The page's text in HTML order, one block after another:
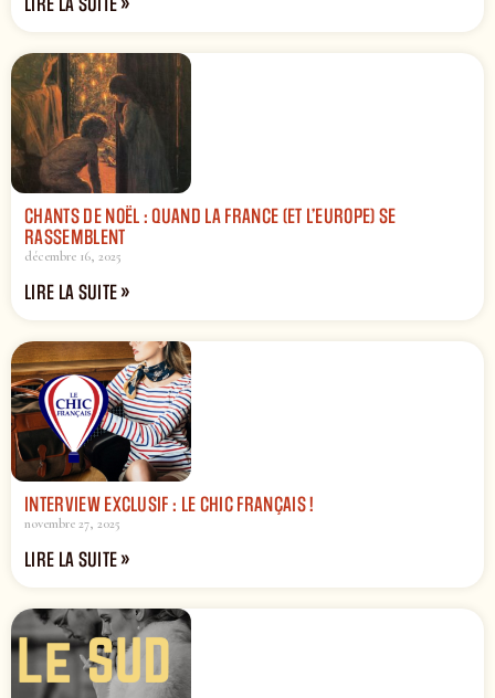
CHANTS DE NOËL : QUAND LA FRANCE (ET L’EUROPE) SE
RASSEMBLENT
décembre 16, 2025
LIRE LA SUITE »
INTERVIEW EXCLUSIF : LE CHIC FRANÇAIS !
novembre 27, 2025
LIRE LA SUITE »